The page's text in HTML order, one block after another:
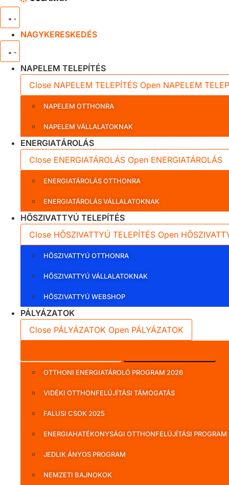
NAGYKERESKEDÉS
NAPELEM TELEPÍTÉS
Close NAPELEM TELEPÍTÉS Open NAPELEM
NAPELEM OTTHONRA
NAPELEM VÁLLALATOKNAK
ENERGIATÁROLÁS
Close ENERGIATÁROLÁS Open ENERGIATÁROLÁS
ENERGIATÁROLÁS OTTHONRA
ENERGIATÁROLÁS VÁLLALATOKNAK
HŐSZIVATTYÚ TELEPÍTÉS
Close HŐSZIVATTYÚ TELEPÍTÉS Open
HŐSZIVATTYÚ OTTHONRA
HŐSZIVATTYÚ VÁLLALATOKNAK
HŐSZIVATTYÚ WEBSHOP
PÁLYÁZATOK
Close PÁLYÁZATOK Open PÁLYÁZATOK
OTTHONI ENERGIATÁROLÓ PROGRAM 2026
VIDÉKI OTTHONFELÚJÍTÁSI TÁMOGATÁS
FALUSI CSOK 2025
ENERGIAHATÉKONYSÁGI OTTHONFELÚJÍTÁSI PROGRAM
JEDLIK ÁNYOS PROGRAM
NEMZETI BAJNOKOK